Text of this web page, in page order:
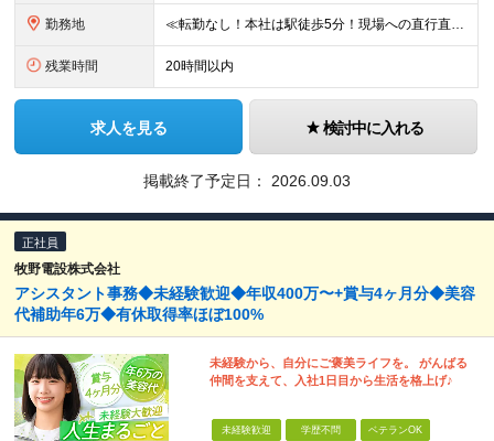
勤務地 ≪転勤なし！本社は駅徒歩5分！現場への直行直帰もあり◎≫ 以下のエリアの現場をお任せします。 ■東京都 │23区（新宿・渋谷・港・世田谷・目黒・大田・杉並・中野・練馬・品川） │多摩エリア（町田・
残業時間 20時間以内
求人を見る 検討中に入れる
掲載終了予定日： 2026.09.03
正社員
牧野電設株式会社
アシスタント事務◆未経験歓迎◆年収400万〜+賞与4ヶ月分◆美容
代補助年6万◆有休取得率ほぼ100%
未経験から、自分にご褒美ライフを。 がんばる
仲間を支えて、入社1日目から生活を格上げ♪
未経験歓迎 学歴不問 ベテランOK